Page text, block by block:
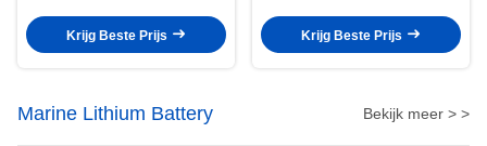
Zonne
Krijg Beste Prijs
Krijg Beste Prijs
Marine Lithium Battery Bekijk meer > >